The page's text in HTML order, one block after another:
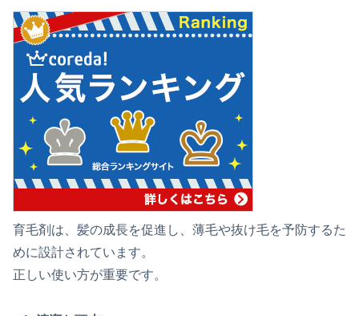
育毛剤は、髪の成長を促進し、薄毛や抜け毛を予防するた
めに設計されています。
正しい使い方が重要です。